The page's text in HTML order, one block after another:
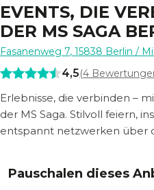
EVENTS, DIE
DER MS SAGA
Fasanenweg 7, 15838 Berlin /
4,5(4
Erlebnisse, die verbinden –
der MS Saga. Stilvoll feiern,
entspannt netzwerken über
Pauschalen dieses